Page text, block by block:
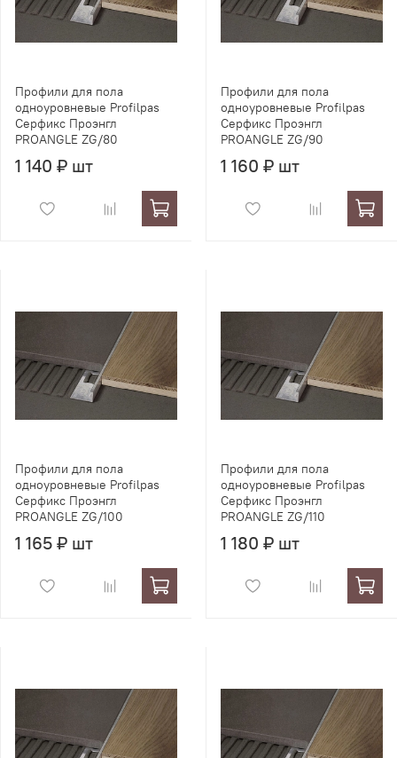
Профили для пола
одноуровневые Profilpas
Серфикс Проэнгл
PROANGLE ZG/80
1 140 ₽ шт
Профили для пола
одноуровневые Profilpas
Серфикс Проэнгл
PROANGLE ZG/90
1 160 ₽ шт
Профили для пола
одноуровневые Profilpas
Серфикс Проэнгл
PROANGLE ZG/100
1 165 ₽ шт
Профили для пола
одноуровневые Profilpas
Серфикс Проэнгл
PROANGLE ZG/110
1 180 ₽ шт